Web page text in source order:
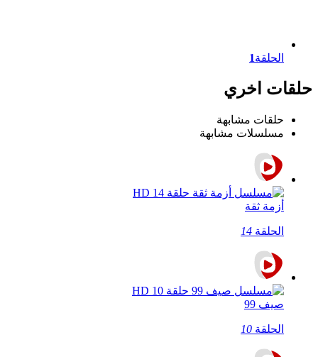
الحلقة1
حلقات اخري
حلقات مشابهة
مسلسلات مشابهة
أزمة ثقة
الحلقة 14
صيف 99
الحلقة 10